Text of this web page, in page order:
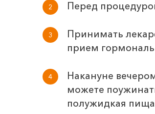
Перед
Принимать
прием
Накануне
можете
полужидкая пища